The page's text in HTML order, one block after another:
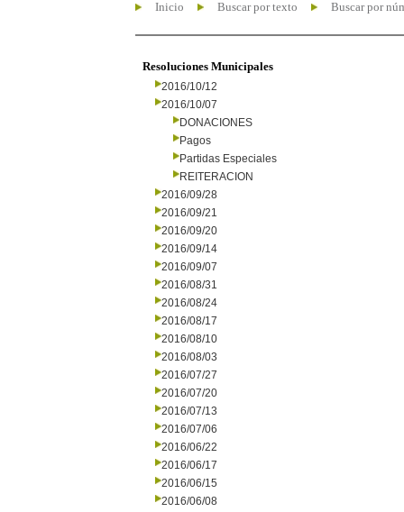
Inicio Buscar por texto Buscar por
Resoluciones Municipales
2016/10/12
2016/10/07
DONACIONES
Pagos
Partidas Especiales
REITERACION
2016/09/28
2016/09/21
2016/09/20
2016/09/14
2016/09/07
2016/08/31
2016/08/24
2016/08/17
2016/08/10
2016/08/03
2016/07/27
2016/07/20
2016/07/13
2016/07/06
2016/06/22
2016/06/17
2016/06/15
2016/06/08